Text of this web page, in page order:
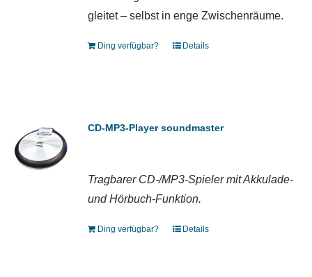
gleitet – selbst in enge Zwischenräume.
Ding verfügbar? Details
CD-MP3-Player soundmaster
Tragbarer CD-/MP3-Spieler mit Akkulade-
und Hörbuch-Funktion.
Ding verfügbar? Details